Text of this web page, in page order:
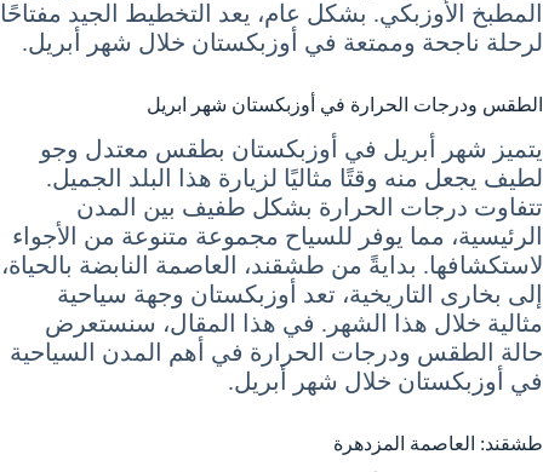
المطبخ الأوزبكي. بشكل عام، يعد التخطيط الجيد مفتاحًا
لرحلة ناجحة وممتعة في أوزبكستان خلال شهر أبريل.
الطقس ودرجات الحرارة في أوزبكستان شهر ابريل
يتميز شهر أبريل في أوزبكستان بطقس معتدل وجو
لطيف يجعل منه وقتًا مثاليًا لزيارة هذا البلد الجميل.
تتفاوت درجات الحرارة بشكل طفيف بين المدن
الرئيسية، مما يوفر للسياح مجموعة متنوعة من الأجواء
لاستكشافها. بدايةً من طشقند، العاصمة النابضة بالحياة،
إلى بخارى التاريخية، تعد أوزبكستان وجهة سياحية
مثالية خلال هذا الشهر. في هذا المقال، سنستعرض
حالة الطقس ودرجات الحرارة في أهم المدن السياحية
في أوزبكستان خلال شهر أبريل.
طشقند: العاصمة المزدهرة